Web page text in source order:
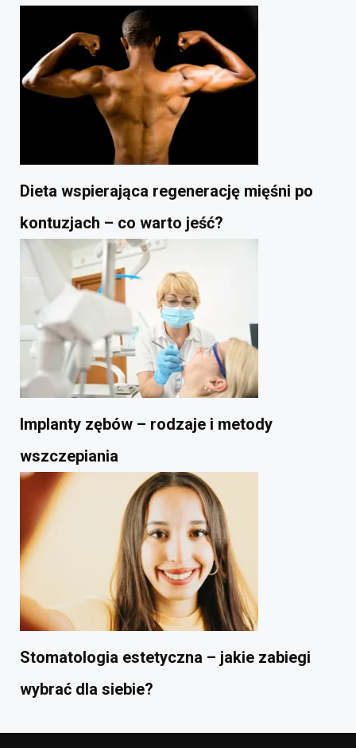
Dieta wspierająca regenerację mięśni po
kontuzjach – co warto jeść?
Implanty zębów – rodzaje i metody
wszczepiania
Stomatologia estetyczna – jakie zabiegi
wybrać dla siebie?